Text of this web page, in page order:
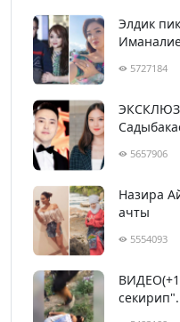
Элдик
5727184
5657906
Назира
ачты
5554093